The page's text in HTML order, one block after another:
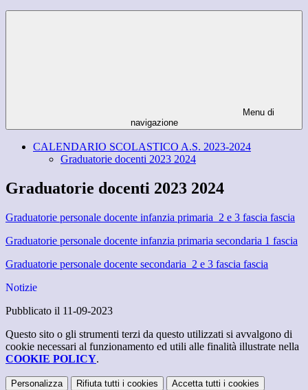
Menu di
navigazione
CALENDARIO SCOLASTICO A.S. 2023-2024
Graduatorie docenti 2023 2024
Graduatorie docenti 2023 2024
Graduatorie personale docente infanzia primaria 2 e 3 fascia fascia
Graduatorie personale docente infanzia primaria secondaria 1 fascia
Graduatorie personale docente secondaria 2 e 3 fascia fascia
Notizie
Pubblicato il 11-09-2023
Questo sito o gli strumenti terzi da questo utilizzati si avvalgono di
cookie necessari al funzionamento ed utili alle finalità illustrate nella
COOKIE POLICY.
Personalizza Rifiuta tutti i cookies Accetta tutti i cookies